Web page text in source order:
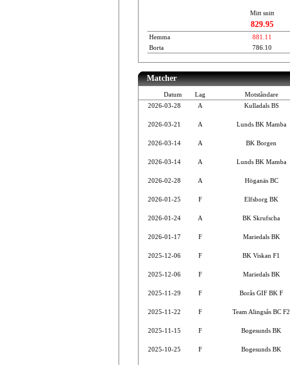
Mitt snitt
829.95
Hemma
881.11
Borta
786.10
Matcher
Datum Lag Motståndare
2026-03-28
A Kulladals BS
2026-03-21 A Lunds BK Mamba
2026-03-14 A BK Borgen
2026-03-14 A Lunds BK Mamba
2026-02-28 A Höganäs BC
2026-01-25 F Elfsborg BK
2026-01-24 A BK Skrufscha
2026-01-17 F Mariedals BK
2025-12-06 F BK Viskan F1
2025-12-06 F Mariedals BK
2025-11-29 F Borås GIF BK F
2025-11-22 F Team Alingsås BC F2
2025-11-15 F Bogesunds BK
2025-10-25 F Bogesunds BK